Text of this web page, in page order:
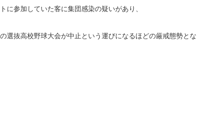
参加していた客に集団感染の疑いがあり、
選抜高校野球大会が中止 という運びになるほどの厳戒態勢とな